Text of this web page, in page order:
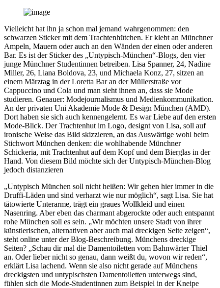
Vielleicht hat ihn ja schon mal jemand wahrgenommen: den
schwarzen Sticker mit dem Trachtenhütchen. Er klebt an Münchner
Ampeln, Mauern oder auch an den Wänden der einen oder anderen
Bar. Es ist der Sticker des „Untypisch-München“-Blogs, den vier
junge Münchner Studentinnen betreiben. Lisa Spanner, 24, Nadine
Miller, 26, Liana Boldova, 23, und Michaela Konz, 27, sitzen an
einem Märztag in der Loretta Bar an der Müllerstraße vor
Cappuccino und Cola und man sieht ihnen an, dass sie Mode
studieren. Genauer: Modejournalismus und Medienkommunikation.
An der privaten Uni Akademie Mode & Design München (AMD).
Dort haben sie sich auch kennengelernt. Es war Liebe auf den ersten
Mode-Blick. Der Trachtenhut im Logo, designt von Lisa, soll auf
ironische Weise das Bild skizzieren, an das Auswärtige wohl beim
Stichwort München denken: die wohlhabende Münchner
Schickeria, mit Trachtenhut auf dem Kopf und dem Bierglas in der
Hand. Von diesem Bild möchte sich der Untypisch-München-Blog
jedoch distanzieren
„Untypisch München soll nicht heißen: Wir gehen hier immer in die
Druffi-Läden und sind verharzt wie nur möglich“, sagt Lisa. Sie hat
tätowierte Unterarme, trägt ein graues Wollkleid und einen
Nasenring. Aber eben das charmant abgerockte oder auch entspannt
rohe München soll es sein. „Wir möchten unsere Stadt von ihrer
künstlerischen, alternativen aber auch mal dreckigen Seite zeigen“,
steht online unter der Blog-Beschreibung. Münchens dreckige
Seiten? „Schau dir mal die Damentoiletten vom Bahnwärter Thiel
an. Oder lieber nicht so genau, dann weißt du, wovon wir reden“,
erklärt Lisa lachend. Wenn sie also nicht gerade auf Münchens
dreckigsten und untypischsten Damentoiletten unterwegs sind,
fühlen sich die Mode-Studentinnen zum Beispiel in der Kneipe